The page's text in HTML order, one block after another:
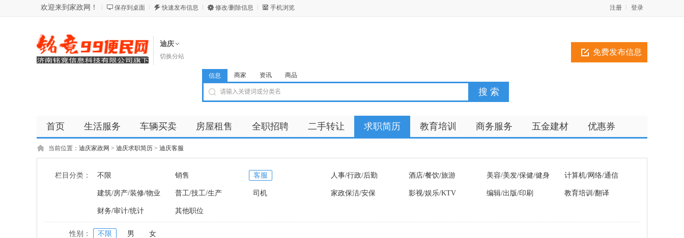
欢迎来到家政网！ 保存到桌面 快速发布信息 修改/删除信息 手机浏览 登录
注册
迪庆
切换分站 免费发布信息
信息 商家 资讯 商品
首页 生活服务 车辆买卖 房屋租售 全职招聘 二手转让 求职简历 教育培训 商务服务 五金建材 优惠券
商品 店铺
当前位置： 迪庆家政网 > 迪庆求职简历 > 迪庆客服
栏目分类： 不限 销售 客服 人事/行政/后勤 酒店/餐饮/旅游 美容/美发/保健/健身 计算机/网络/通信
建筑/房产/装修/物业 普工/技工/生产 司机 家政保洁/安保 影视/娱乐/KTV 编辑/出版/印刷 教育培训/翻译
财务/审计/统计 其他职位
性别： 不限 男 女